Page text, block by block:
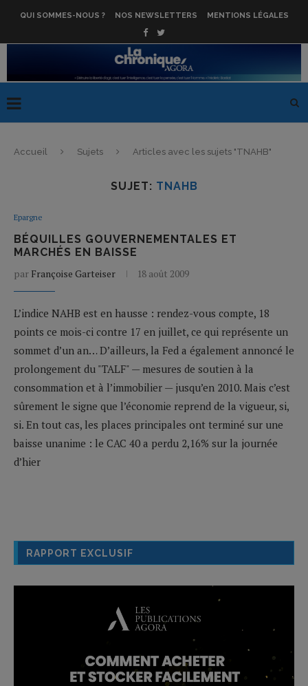
QUI SOMMES-NOUS ? NOS NEWSLETTERS MENTIONS LÉGALES
Accueil Sujets Articles avec les sujets "TNAHB"
SUJET: TNAHB
Epargne
BÉQUILLES GOUVERNEMENTALES ET
MARCHÉS EN BAISSE
par Françoise Garteiser 18 août 2009
L’indice NAHB est en hausse : rendez-vous compte, 18
points ce mois-ci contre 17 en juillet, ce qui représente un
sommet d’un an… D’ailleurs, la Fed a également annoncé le
prolongement du "TALF" — mesures de soutien à la
consommation et à l’immobilier — jusqu’en 2010. Mais c’est
sûrement le signe que l’économie reprend de la vigueur, si,
si. En tout cas, les places principales ont terminé sur une
baisse unanime : le CAC 40 a perdu 2,16% sur la journée
d’hier
RAPPORT EXCLUSIF